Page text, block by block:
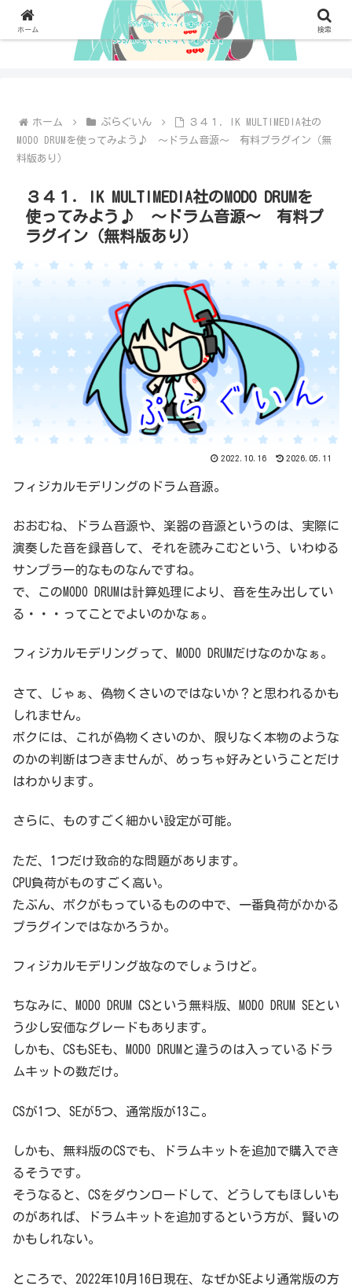
ホーム ぷらぐいん
３４１．IK MULTIMEDIA社の
MODO DRUMを使ってみよう♪ ～ドラム音源～ 有料プラグイン（無
料版あり）
３４１．IK MULTIMEDIA社のMODO DRUMを
使ってみよう♪ ～ドラム音源～ 有料プ
ラグイン（無料版あり）
2022.10.16 2026.05.11
フィジカルモデリングのドラム音源。
おおむね、ドラム音源や、楽器の音源というのは、実際に
演奏した音を録音して、それを読みこむという、いわゆる
サンプラー的なものなんですね。
で、このMODO DRUMは計算処理により、音を生み出してい
る・・・ってことでよいのかなぁ。
フィジカルモデリングって、MODO DRUMだけなのかなぁ。
さて、じゃぁ、偽物くさいのではないか？と思われるかも
しれません。
ボクには、これが偽物くさいのか、限りなく本物のような
のかの判断はつきませんが、めっちゃ好みということだけ
はわかります。
さらに、ものすごく細かい設定が可能。
ただ、1つだけ致命的な問題があります。
CPU負荷がものすごく高い。
たぶん、ボクがもっているものの中で、一番負荷がかかる
プラグインではなかろうか。
フィジカルモデリング故なのでしょうけど。
ちなみに、MODO DRUM CSという無料版、MODO DRUM SEとい
う少し安価なグレードもあります。
しかも、CSもSEも、MODO DRUMと違うのは入っているドラ
ムキットの数だけ。
CSが1つ、SEが5つ、通常版が13こ。
しかも、無料版のCSでも、ドラムキットを追加で購入でき
るそうです。
そうなると、CSをダウンロードして、どうしてもほしいも
のがあれば、ドラムキットを追加するという方が、賢いの
かもしれない。
ところで、2022年10月16日現在、なぜかSEより通常版の方
ホーム 検索